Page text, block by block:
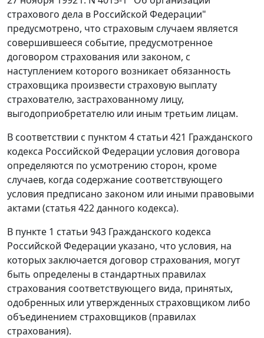
страхового дела в Российской Федерации"
предусмотрено, что страховым случаем является
совершившееся событие, предусмотренное
договором страхования или законом, с
наступлением которого возникает обязанность
страховщика произвести страховую выплату
страхователю, застрахованному лицу,
выгодоприобретателю или иным третьим лицам.
В соответствии с пунктом 4 статьи 421 Гражданского
кодекса Российской Федерации условия договора
определяются по усмотрению сторон, кроме
случаев, когда содержание соответствующего
условия предписано законом или иными правовыми
актами (статья 422 данного кодекса).
В пункте 1 статьи 943 Гражданского кодекса
Российской Федерации указано, что условия, на
которых заключается договор страхования, могут
быть определены в стандартных правилах
страхования соответствующего вида, принятых,
одобренных или утвержденных страховщиком либо
объединением страховщиков (правилах
страхования).